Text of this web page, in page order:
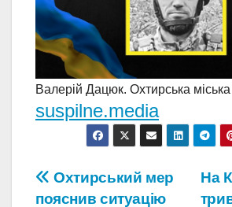
Валерій Дацюк. Охтирська
suspilne.media
Навігація
На
Охтирський мер
пояснив ситуацію